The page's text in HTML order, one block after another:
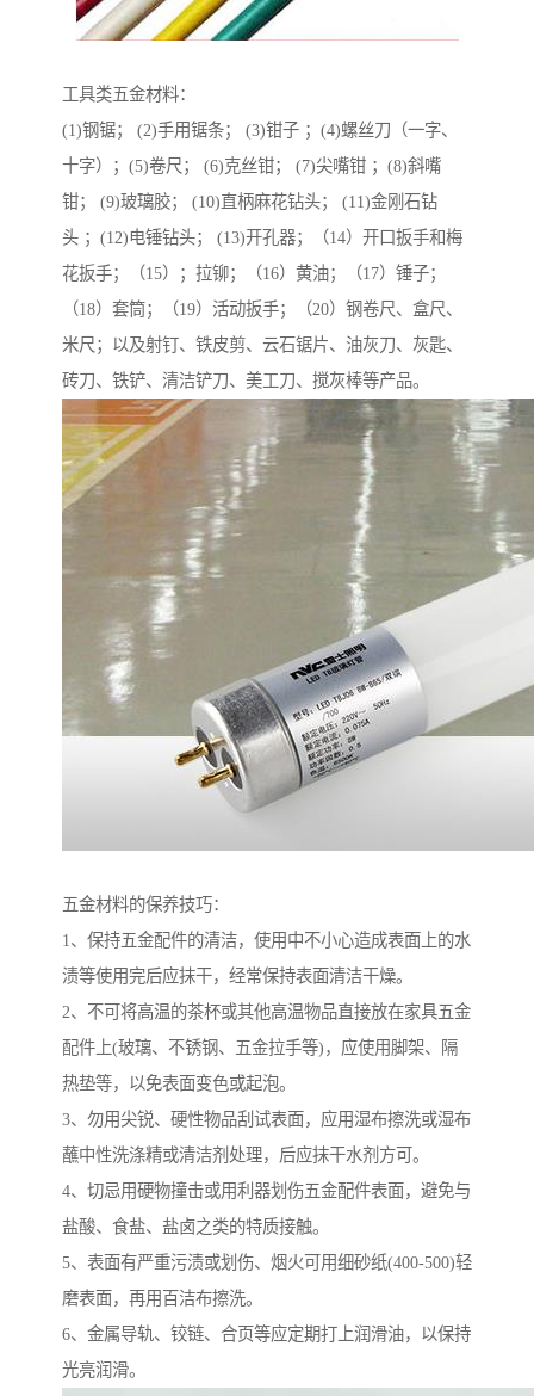
工具类五金材料：
(1)钢锯； (2)手用锯条； (3)钳子 ；(4)螺丝刀（一字、
十字）；(5)卷尺； (6)克丝钳； (7)尖嘴钳 ；(8)斜嘴
钳； (9)玻璃胶； (10)直柄麻花钻头； (11)金刚石钻
头 ；(12)电锤钻头； (13)开孔器；（14）开口扳手和梅
花扳手；（15）；拉铆；（16）黄油；（17）锤子；
（18）套筒；（19）活动扳手；（20）钢卷尺、盒尺、
米尺；以及射钉、铁皮剪、云石锯片、油灰刀、灰匙、
砖刀、铁铲、清洁铲刀、美工刀、搅灰棒等产品。
五金材料的保养技巧：
1、保持五金配件的清洁，使用中不小心造成表面上的水
渍等使用完后应抹干，经常保持表面清洁干燥。
2、不可将高温的茶杯或其他高温物品直接放在家具五金
配件上(玻璃、不锈钢、五金拉手等)，应使用脚架、隔
热垫等，以免表面变色或起泡。
3、勿用尖锐、硬性物品刮试表面，应用湿布擦洗或湿布
蘸中性洗涤精或清洁剂处理，后应抹干水剂方可。
4、切忌用硬物撞击或用利器划伤五金配件表面，避免与
盐酸、食盐、盐卤之类的特质接触。
5、表面有严重污渍或划伤、烟火可用细砂纸(400-500)轻
磨表面，再用百洁布擦洗。
6、金属导轨、铰链、合页等应定期打上润滑油，以保持
光亮润滑。